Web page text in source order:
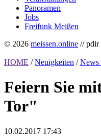
Panoramen
Jobs
Freifunk Meißen
© 2026 meissen.online // pdir
HOME / Neuigkeiten / News
Feiern Sie
Tor"
10.02.2017 17:43